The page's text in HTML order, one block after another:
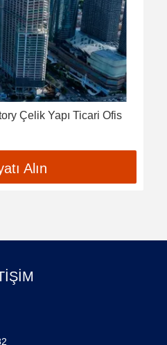
Çelik Yapı Ticari Ofis
Alın